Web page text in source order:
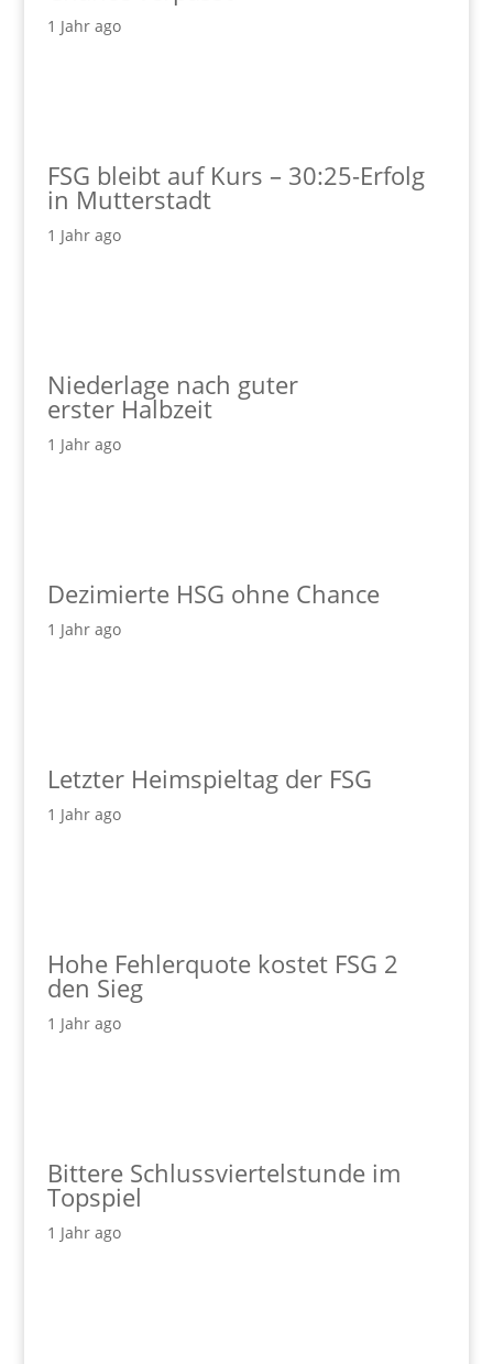
1 Jahr ago
FSG bleibt auf Kurs – 30:25-Erfolg
in Mutterstadt
1 Jahr ago
Niederlage nach guter
erster Halbzeit
1 Jahr ago
Dezimierte HSG ohne Chance
1 Jahr ago
Letzter Heimspieltag der FSG
1 Jahr ago
Hohe Fehlerquote kostet FSG 2
den Sieg
1 Jahr ago
Bittere Schlussviertelstunde im
Topspiel
1 Jahr ago